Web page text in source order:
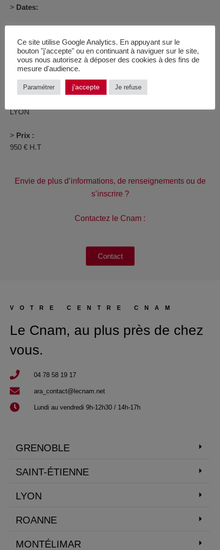
> Dates:
D’autres sessions s’ouvriront prochainement
Lieux :
LYON
> Prix :
950 € H.T
Envie de plus d’informations, de renseignements ou de
s’inscrire ?
Contactez le Cnam :
Contact
VOTRE CENTRE CNAM
Le Cnam, au plus près de chez
vous.
04 78 58 19 17​
ara_contact@lecnam.net
Lundi au vendredi 9h-12h30 / 14h-17h
GRENOBLE
SAINT-ÉTIENNE
LYON
ROANNE
MONTÉLIMAR
Ce site utilise Google Analytics. En appuyant sur le
bouton "j'accepte" ou en continuant à naviguer sur le site,
vous nous autorisez à déposer des cookies à des fins de
mesure d'audience.
Paramétrer j'accepte Je refuse